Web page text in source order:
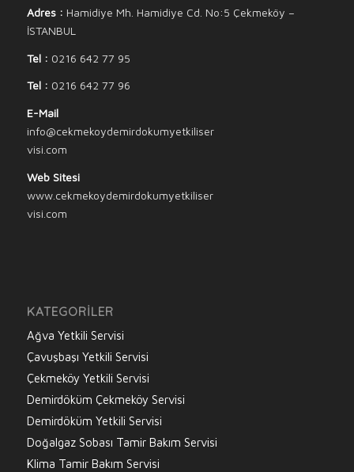
Adres : Hamidiye Mh. Hamidiye Cd. No:5 Çekmeköy –
İSTANBUL
Tel : 0216 642 77 95
Tel : 0216 642 77 96
E-Mail
info@cekmekoydemirdokumyetkiliser
visi.com
Web Sitesi
www.cekmekoydemirdokumyetkiliser
visi.com
KATEGORILER
Ağva Yetkili Servisi
Çavuşbaşı Yetkili Servisi
Çekmeköy Yetkili Servisi
Demirdöküm Çekmeköy Servisi
Demirdöküm Yetkili Servisi
Doğalgaz Sobası Tamir Bakım Servisi
Klima Tamir Bakım Servisi